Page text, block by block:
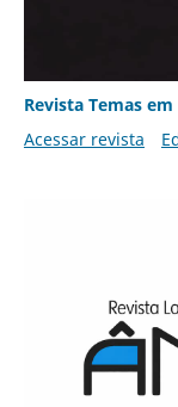
Revista Temas em
Acessar revista